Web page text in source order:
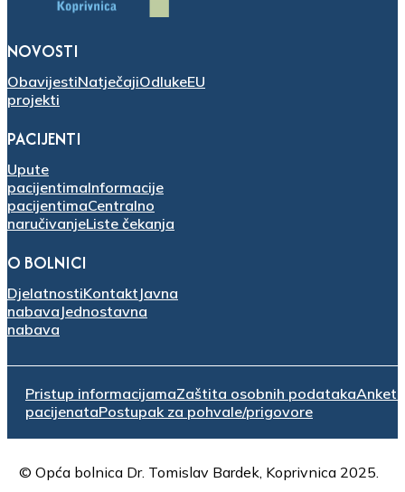
NOVOSTI
ObavijestiNatječajiOdlukeEU
projekti
PACIJENTI
Upute
pacijentimaInformacije
pacijentimaCentralno
naručivanjeListe čekanja
O BOLNICI
DjelatnostiKontakt Javna
nabava Jednostavna
nabava
Pristup informacijamaZaštita osobnih podatakaAnketa
pacijenataPostupak za pohvale/prigovore
© Opća bolnica Dr. Tomislav Bardek, Koprivnica 2025.